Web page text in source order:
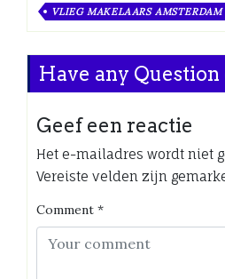
VLIEG MAKELAARS AMSTERDAM
Have any
Geef een reactie
Het e-mailadres wordt niet
Vereiste velden zijn
Comment *